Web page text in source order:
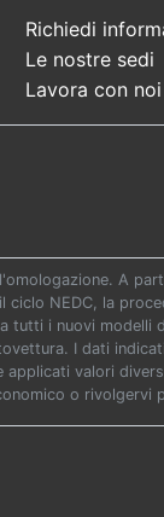
Richiedi
Le nostre sedi
Lavora con noi
A
ciclo NEDC, la
tutti i nuovi modelli
I dati
applicati valori
o rivolgervi